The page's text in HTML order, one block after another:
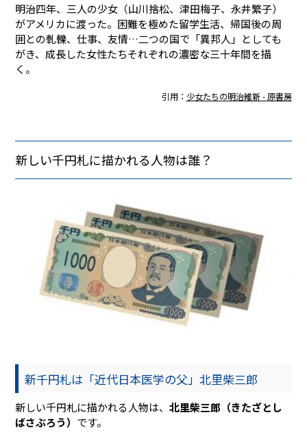
明治四年、三人の少女（山川捨松、津田梅子、永井繁子）
がアメリカに渡った。困難を極めた留学生活、帰国後の周
囲との軋轢、仕事、友情…二つの国で「異邦人」としても
がき、成長した女性たちそれぞれの濃密な三十年間を描
く。
引用： 少女たちの明治維新 - 原書房
新しい千円札に描かれる人物は誰？
新千円札は「近代日本医学の父」北里柴三郎
新しい千円札に描かれる人物は、北里柴三郎（きたざとし
ばさぶろう） です。